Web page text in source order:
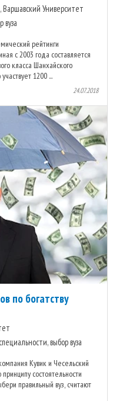
Варшавский Университет
вуза
рейтинги
с 2003 года составляется
класса Шанхайского
1200 ...
24.07.2018
по богатству
выбор вуза
Кувик и Чесельский
состоятельности
правильный вуз, считают